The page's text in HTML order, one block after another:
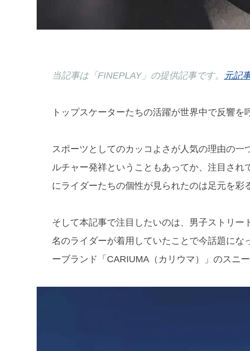
当記事は「FINEPLAY」の提供記事です。 元記
トップスケーターたちの活躍が世界中で反響を
スポーツとしてのカッコよさが人気の理由の
ルチャー発祥ということもあってか、注目さ
にライダーたちの個性が見られたのは足元を彩
そして本記事で注目したいのは、男子ストリ
名のライダーが着用していたことで今話題に
ーブランド「CARIUMA（カリウマ）」のスニー